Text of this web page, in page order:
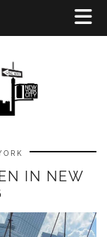
IN NEW